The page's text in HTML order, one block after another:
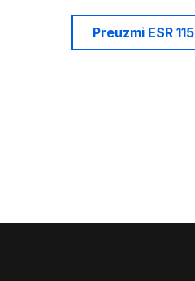
Preuzmi ESR 115